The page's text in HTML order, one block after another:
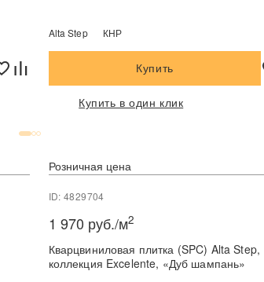
Alta Step КНР
Купить
Купить в один клик
Розничная цена
ID: 4829704
1 970 руб./м2
Кварцвиниловая плитка (SPC) Alta Step,
коллекция Excelente, «Дуб шампань»